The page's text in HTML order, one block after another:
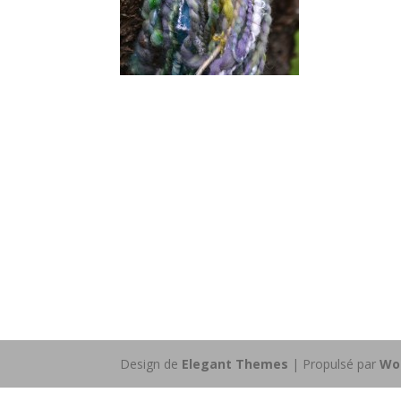
Design de Elegant Themes | Propulsé par